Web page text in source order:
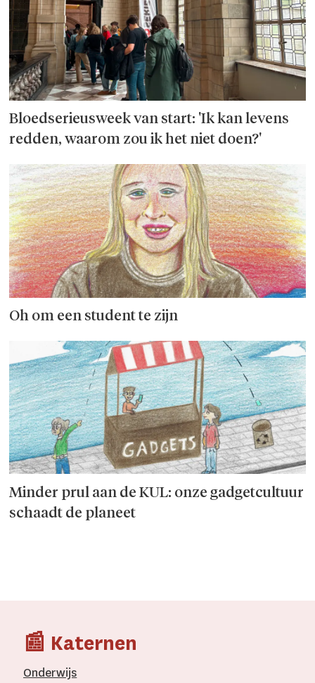
Bloedserieusweek van start: 'Ik kan levens
redden, waarom zou ik het niet doen?'
Oh om een student te zijn
Minder prul aan de KUL: onze gadgetcultuur
schaadt de planeet
📰 Katernen
Onderwijs